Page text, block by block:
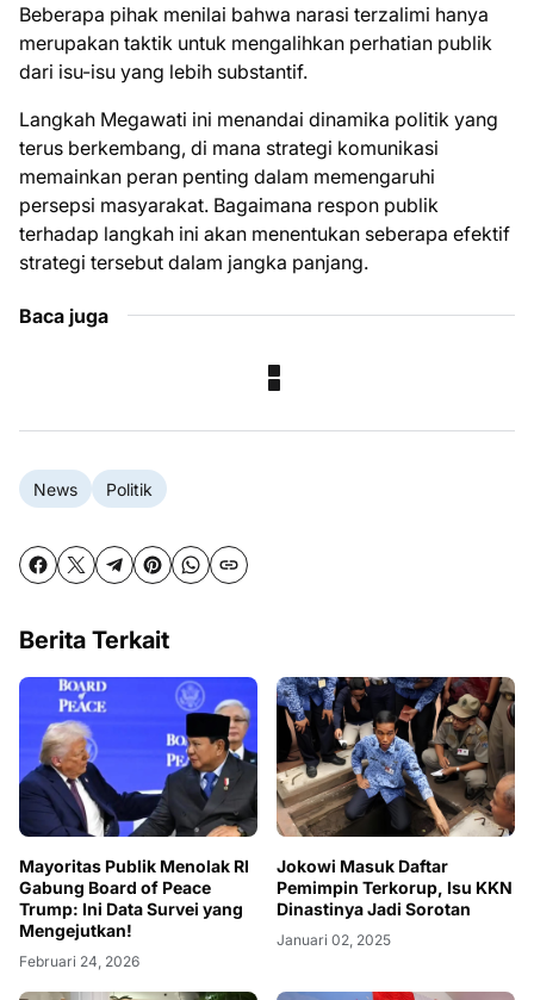
Beberapa pihak menilai bahwa narasi terzalimi hanya
merupakan taktik untuk mengalihkan perhatian publik
dari isu-isu yang lebih substantif.
Langkah Megawati ini menandai dinamika politik yang
terus berkembang, di mana strategi komunikasi
memainkan peran penting dalam memengaruhi
persepsi masyarakat. Bagaimana respon publik
terhadap langkah ini akan menentukan seberapa efektif
strategi tersebut dalam jangka panjang.
Baca juga
News Politik
Berita Terkait
Mayoritas Publik Menolak RI
Gabung Board of Peace
Trump: Ini Data Survei yang
Mengejutkan!
Februari 24, 2026
Jokowi Masuk Daftar
Pemimpin Terkorup, Isu KKN
Dinastinya Jadi Sorotan
Januari 02, 2025